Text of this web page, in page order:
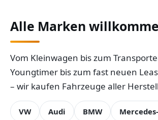
Alle Marken
Vom Kleinwagen bis zum
Youngtimer bis zum fast neuen
– wir kaufen Fahrzeuge aller
VW Audi BMW